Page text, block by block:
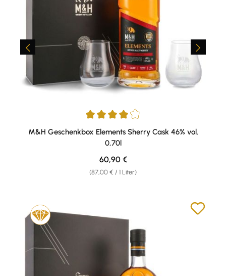
Durchschnittliche Bewertung von 4 von 5 Sternen
M&H Geschenkbox Elements Sherry Cask 46% vol.
0,70l
(87,00 € / 1 Liter)
Regulärer Preis:
60,90 €